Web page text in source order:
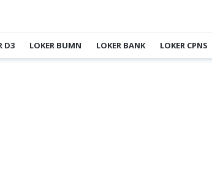
D3 LOKER BUMN LOKER BANK LOKER CPNS